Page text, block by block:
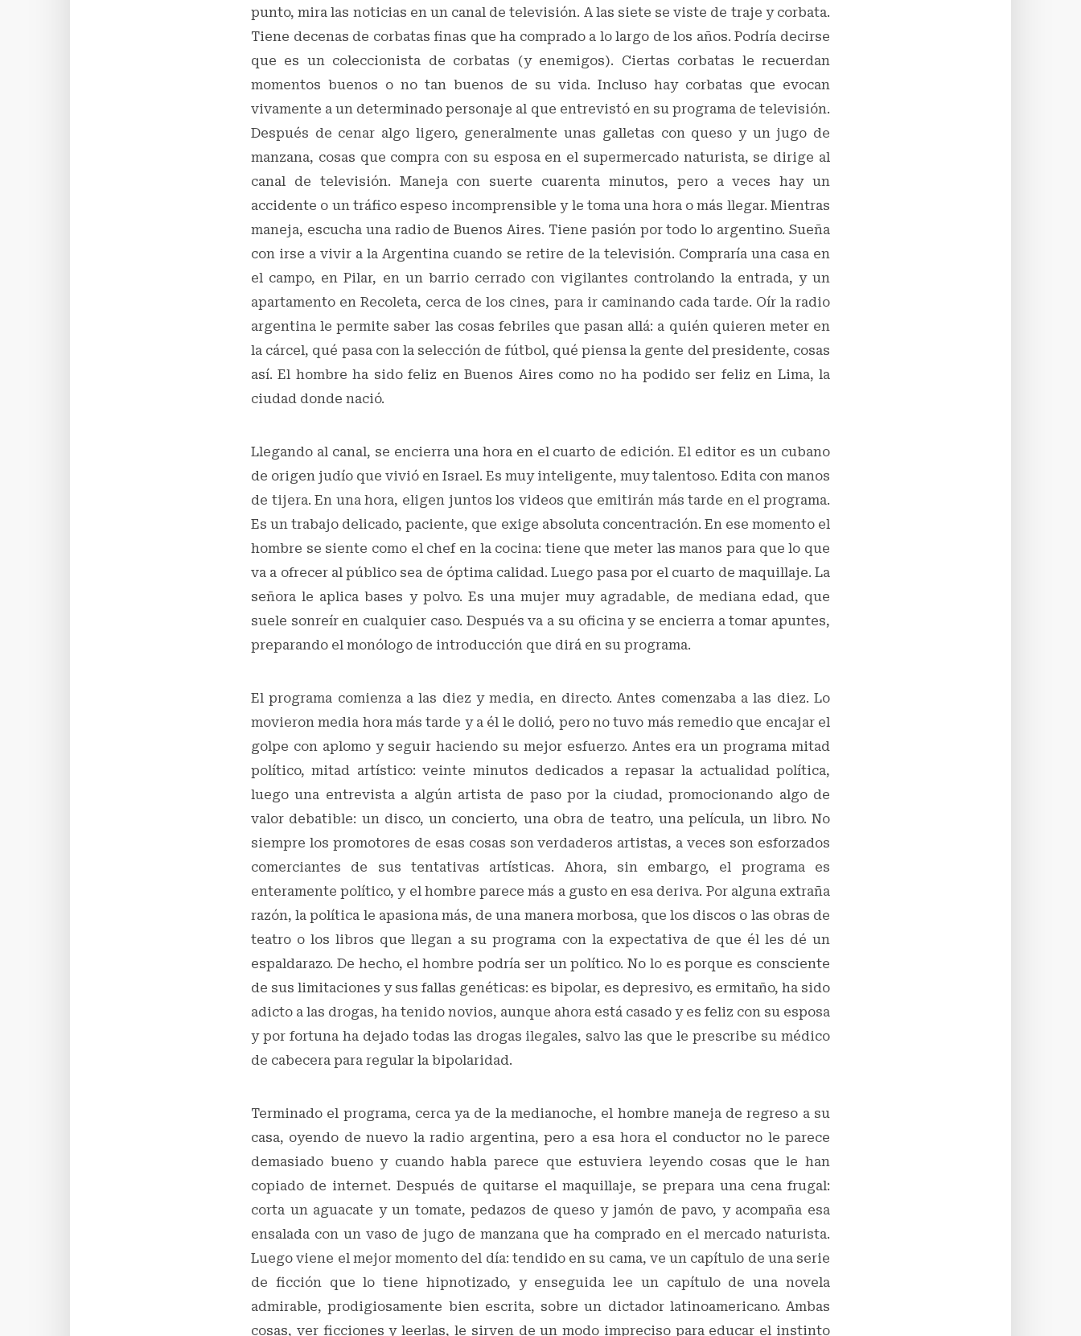
punto, mira las noticias en un canal de televisión. A las siete se viste de traje y corbata.
Tiene decenas de corbatas finas que ha comprado a lo largo de los años. Podría decirse
que es un coleccionista de corbatas (y enemigos). Ciertas corbatas le recuerdan
momentos buenos o no tan buenos de su vida. Incluso hay corbatas que evocan
vivamente a un determinado personaje al que entrevistó en su programa de televisión.
Después de cenar algo ligero, generalmente unas galletas con queso y un jugo de
manzana, cosas que compra con su esposa en el supermercado naturista, se dirige al
canal de televisión. Maneja con suerte cuarenta minutos, pero a veces hay un
accidente o un tráfico espeso incomprensible y le toma una hora o más llegar. Mientras
maneja, escucha una radio de Buenos Aires. Tiene pasión por todo lo argentino. Sueña
con irse a vivir a la Argentina cuando se retire de la televisión. Compraría una casa en
el campo, en Pilar, en un barrio cerrado con vigilantes controlando la entrada, y un
apartamento en Recoleta, cerca de los cines, para ir caminando cada tarde. Oír la radio
argentina le permite saber las cosas febriles que pasan allá: a quién quieren meter en
la cárcel, qué pasa con la selección de fútbol, qué piensa la gente del presidente, cosas
así. El hombre ha sido feliz en Buenos Aires como no ha podido ser feliz en Lima, la
ciudad donde nació.
Llegando al canal, se encierra una hora en el cuarto de edición. El editor es un cubano
de origen judío que vivió en Israel. Es muy inteligente, muy talentoso. Edita con manos
de tijera. En una hora, eligen juntos los videos que emitirán más tarde en el programa.
Es un trabajo delicado, paciente, que exige absoluta concentración. En ese momento el
hombre se siente como el chef en la cocina: tiene que meter las manos para que lo que
va a ofrecer al público sea de óptima calidad. Luego pasa por el cuarto de maquillaje. La
señora le aplica bases y polvo. Es una mujer muy agradable, de mediana edad, que
suele sonreír en cualquier caso. Después va a su oficina y se encierra a tomar apuntes,
preparando el monólogo de introducción que dirá en su programa.
El programa comienza a las diez y media, en directo. Antes comenzaba a las diez. Lo
movieron media hora más tarde y a él le dolió, pero no tuvo más remedio que encajar el
golpe con aplomo y seguir haciendo su mejor esfuerzo. Antes era un programa mitad
político, mitad artístico: veinte minutos dedicados a repasar la actualidad política,
luego una entrevista a algún artista de paso por la ciudad, promocionando algo de
valor debatible: un disco, un concierto, una obra de teatro, una película, un libro. No
siempre los promotores de esas cosas son verdaderos artistas, a veces son esforzados
comerciantes de sus tentativas artísticas. Ahora, sin embargo, el programa es
enteramente político, y el hombre parece más a gusto en esa deriva. Por alguna extraña
razón, la política le apasiona más, de una manera morbosa, que los discos o las obras de
teatro o los libros que llegan a su programa con la expectativa de que él les dé un
espaldarazo. De hecho, el hombre podría ser un político. No lo es porque es consciente
de sus limitaciones y sus fallas genéticas: es bipolar, es depresivo, es ermitaño, ha sido
adicto a las drogas, ha tenido novios, aunque ahora está casado y es feliz con su esposa
y por fortuna ha dejado todas las drogas ilegales, salvo las que le prescribe su médico
de cabecera para regular la bipolaridad.
Terminado el programa, cerca ya de la medianoche, el hombre maneja de regreso a su
casa, oyendo de nuevo la radio argentina, pero a esa hora el conductor no le parece
demasiado bueno y cuando habla parece que estuviera leyendo cosas que le han
copiado de internet. Después de quitarse el maquillaje, se prepara una cena frugal:
corta un aguacate y un tomate, pedazos de queso y jamón de pavo, y acompaña esa
ensalada con un vaso de jugo de manzana que ha comprado en el mercado naturista.
Luego viene el mejor momento del día: tendido en su cama, ve un capítulo de una serie
de ficción que lo tiene hipnotizado, y enseguida lee un capítulo de una novela
admirable, prodigiosamente bien escrita, sobre un dictador latinoamericano. Ambas
cosas, ver ficciones y leerlas, le sirven de un modo impreciso para educar el instinto